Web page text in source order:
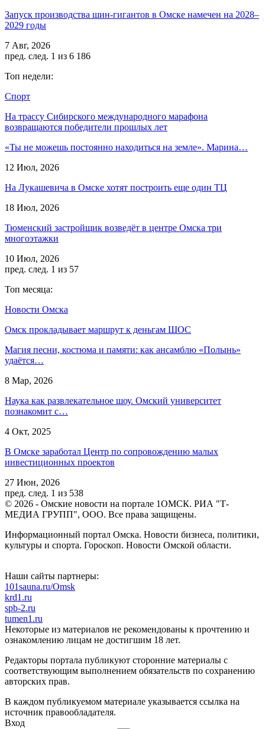
Запуск производства шин-гигантов в Омске намечен на 2028–
2029 годы
7 Авг, 2026
пред. след. 1 из 6 186
Топ недели:
Спорт
На трассу Сибирского международного марафона
возвращаются победители прошлых лет
«Ты не можешь постоянно находиться на земле». Марина…
12 Июл, 2026
На Лукашевича в Омске хотят построить еще один ТЦ
18 Июл, 2026
Тюменский застройщик возведёт в центре Омска три
многоэтажки
10 Июл, 2026
пред. след. 1 из 57
Топ месяца:
Новости Омска
Омск прокладывает маршрут к деньгам ШОС
Магия песни, костюма и памяти: как ансамблю «Полынь»
удаётся…
8 Мар, 2026
Наука как развлекательное шоу. Омский университет
познакомит с…
4 Окт, 2025
В Омске заработал Центр по сопровождению малых
инвестиционных проектов
27 Июн, 2026
пред. след. 1 из 538
© 2026 - Омские новости на портале 1ОМСК. РИА "Т-
МЕДИА ГРУПП", ООО. Все права защищены.
Информационный портал Омска. Новости бизнеса, политики,
культуры и спорта. Гороскоп. Новости Омской области.
Наши сайты партнеры:
101sauna.ru/Omsk
krd1.ru
spb-2.ru
tumen1.ru
Некоторые из материалов не рекомендованы к прочтению и
ознакомлению лицам не достигшим 18 лет.
Редакторы портала публикуют сторонние материалы с
соответствующим выполнением обязательств по сохранению
авторских прав.
В каждом публикуемом материале указывается ссылка на
источник правообладателя.
Вход